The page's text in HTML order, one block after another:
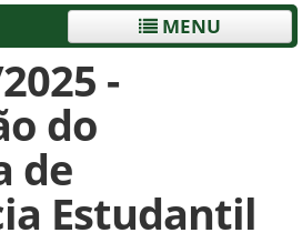
MENU
-
do
de
Estudantil